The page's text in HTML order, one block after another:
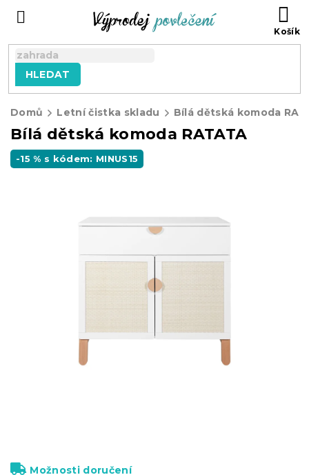
HLEDAT
Domů Letní čistka skladu Bílá dětská komoda
Bílá dětská komoda RATATA
-15 % s kódem: MINUS15
Možnosti doručení